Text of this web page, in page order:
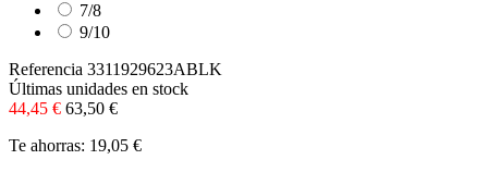
7/8
9/10
Referencia 3311929623ABLK
Últimas unidades en stock
44,45 € 63,50 €
Te ahorras: 19,05 €